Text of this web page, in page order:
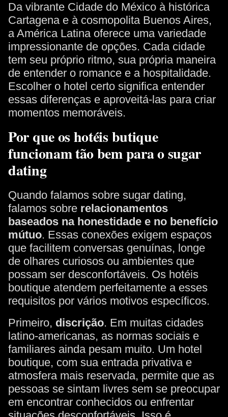
Da vibrante Cidade do México à histórica
Cartagena e à cosmopolita Buenos Aires,
a América Latina oferece uma variedade
impressionante de opções. Cada cidade
tem seu próprio ritmo, sua própria maneira
de entender o romance e a hospitalidade.
Escolher o hotel certo significa entender
essas diferenças e aproveitá-las para criar
momentos memoráveis.
Por que os hotéis butique
funcionam tão bem para o sugar
dating
Quando falamos sobre sugar dating,
falamos sobre relacionamentos
baseados na honestidade e no benefício
mútuo. Essas conexões exigem espaços
que facilitem conversas genuínas, longe
de olhares curiosos ou ambientes que
possam ser desconfortáveis. Os hotéis
boutique atendem perfeitamente a esses
requisitos por vários motivos específicos.
Primeiro, discrição. Em muitas cidades
latino-americanas, as normas sociais e
familiares ainda pesam muito. Um hotel
boutique, com sua entrada privativa e
atmosfera mais reservada, permite que as
pessoas se sintam livres sem se preocupar
em encontrar conhecidos ou enfrentar